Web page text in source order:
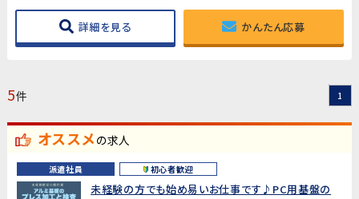
詳細を見る かんたん応募
5件 1
オススメの求人
派遣社員 初心者歓迎
未経験の方でも始め易いお仕事です♪PC用基盤の